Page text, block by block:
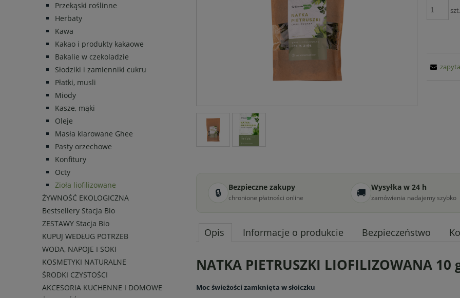
Przekąski roślinne
Herbaty
Kawa
Kakao i produkty kakaowe
Bakalie w czekoladzie
Słodziki i zamienniki cukru
Płatki, musli
Miody
Kasze, mąki
Oleje
Masła klarowane Ghee
Pasty orzechowe
Konfitury
Octy
Zioła liofilizowane
ŻYWNOŚĆ EKOLOGICZNA
Bestsellery Stacja Bio
ZESTAWY Stacja Bio
KUPUJ WEDŁUG POTRZEB
WODA, NAPOJE I SOKI
KOSMETYKI NATURALNE
ŚRODKI CZYSTOŚCI
AKCESORIA KUCHENNE I DOMOWE
szt.
🔒 Bezpieczne zakupy
chronione płatności online 🚚 Wysyłka w 24 h
zamówienia nadajemy szybko
Opis Informacje o produkcie Bezpieczeństwo
NATKA PIETRUSZKI LIOFILIZOWANA 10
Moc świeżości zamknięta w słoiczku